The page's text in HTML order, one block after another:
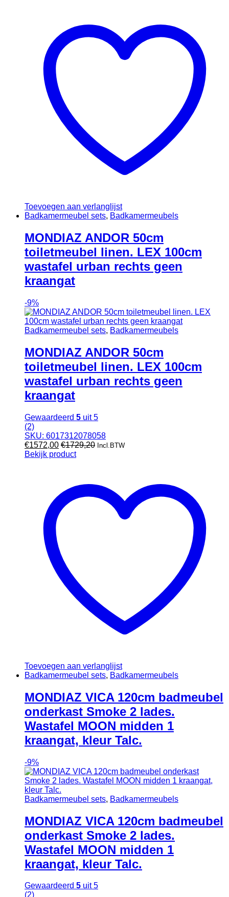
Toevoegen aan verlanglijst
Badkamermeubel sets, Badkamermeubels
MONDIAZ ANDOR 50cm
toiletmeubel linen. LEX 100cm
wastafel urban rechts geen
kraangat
-9%
Badkamermeubel sets, Badkamermeubels
MONDIAZ ANDOR 50cm
toiletmeubel linen. LEX 100cm
wastafel urban rechts geen
kraangat
Gewaardeerd 5 uit 5
(2)
SKU: 6017312078058
€1572,00 €1729,20 Incl.BTW
Bekijk product
Toevoegen aan verlanglijst
Badkamermeubel sets, Badkamermeubels
MONDIAZ VICA 120cm badmeubel
onderkast Smoke 2 lades.
Wastafel MOON midden 1
kraangat, kleur Talc.
-9%
Badkamermeubel sets, Badkamermeubels
MONDIAZ VICA 120cm badmeubel
onderkast Smoke 2 lades.
Wastafel MOON midden 1
kraangat, kleur Talc.
Gewaardeerd 5 uit 5
(2)